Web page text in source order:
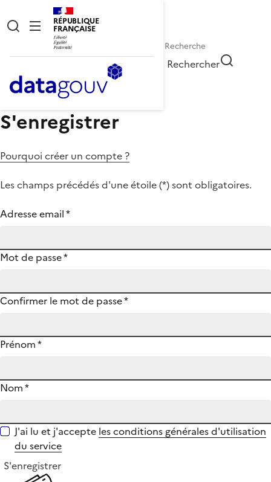
RÉPUBLIQUE
FRANÇAISE
Rechercher
S'enregistrer
Pourquoi créer un compte ?
Les champs précédés d'une étoile (*) sont obligatoires.
Adresse email*
Mot de passe*
Confirmer le mot de passe*
Prénom*
Nom*
J'ai lu et j'accepte les conditions générales d'utilisation
du service
S'enregistrer